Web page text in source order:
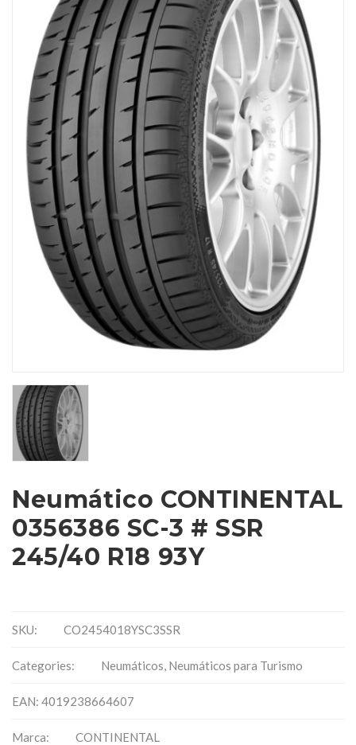
Neumático CONTINENTAL
0356386 SC-3 # SSR
245/40 R18 93Y
SKU: CO2454018YSC3SSR
Categories: Neumáticos, Neumáticos para Turismo
EAN: 4019238664607
Marca: CONTINENTAL